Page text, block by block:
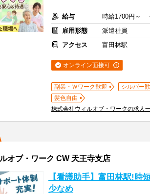
給与
時給1700円～
雇用形態
派遣社員
アクセス
富田林駅
オンライン面接可
副業・Ｗワーク歓迎 シルバー
髪色自由
株式会社ウィルオブ・ワークの求人
オブ・ワーク CW 天王寺支店
【看護助手】富田林駅!
少なめ